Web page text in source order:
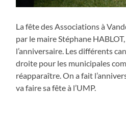
La fête des Associations à
par le maire Stéphane
l’anniversaire. Les différents
droite pour les municipales
réapparaître. On a fait
va faire sa fête à l’UMP.